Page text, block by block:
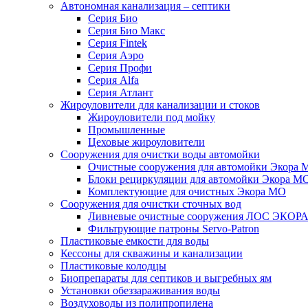
Автономная канализация – септики
Серия Био
Серия Био Макс
Серия Fintek
Серия Аэро
Серия Профи
Серия Alfa
Серия Атлант
Жироуловители для канализации и стоков
Жироуловители под мойку
Промышленные
Цеховые жироуловители
Сооружения для очистки воды автомойки
Очистные сооружения для автомойки Экора
Блоки рециркуляции для автомойки Экора
Комплектующие для очистных Экора МО
Сооружения для очистки сточных вод
Ливневые очистные сооружения ЛОС ЭКОРА
Фильтрующие патроны Servo-Patron
Пластиковые емкости для воды
Кессоны для скважины и канализации
Пластиковые колодцы
Биопрепараты для септиков и выгребных ям
Установки обеззараживания воды
Воздуховоды из полипропилена